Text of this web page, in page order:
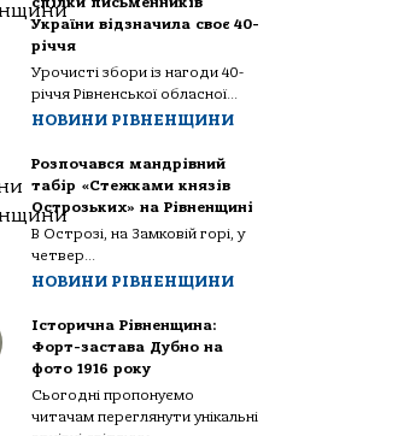
України відзначила своє 40-
річчя
Урочисті збори із нагоди 40-
річчя Рівненської обласної...
НОВИНИ РІВНЕНЩИНИ
Розпочався мандрівний
табір «Стежками князів
Острозьких» на Рівненщині
В Острозі, на Замковій горі, у
четвер...
НОВИНИ РІВНЕНЩИНИ
Історична Рівненщина:
Форт-застава Дубно на
фото 1916 року
Сьогодні пропонуємо
читачам переглянути унікальні